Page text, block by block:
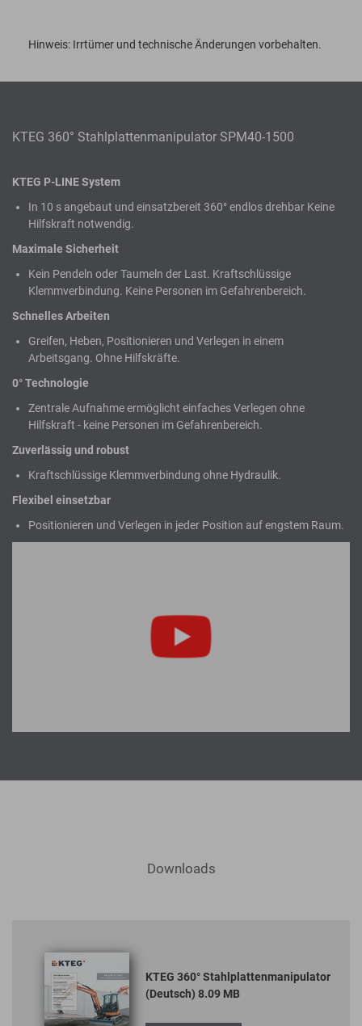
Hinweis: Irrtümer und technische Änderungen vorbehalten.
KTEG 360° Stahlplattenmanipulator SPM40-1500
KTEG P-LINE System
In 10 s angebaut und einsatzbereit 360° endlos drehbar Keine
Hilfskraft notwendig.
Maximale Sicherheit
Kein Pendeln oder Taumeln der Last. Kraftschlüssige
Klemmverbindung. Keine Personen im Gefahrenbereich.
Schnelles Arbeiten
Greifen, Heben, Positionieren und Verlegen in einem
Arbeitsgang. Ohne Hilfskräfte.
0° Technologie
Zentrale Aufnahme ermöglicht einfaches Verlegen ohne
Hilfskraft - keine Personen im Gefahrenbereich.
Zuverlässig und robust
Kraftschlüssige Klemmverbindung ohne Hydraulik.
Flexibel einsetzbar
Positionieren und Verlegen in jeder Position auf engstem Raum.
Downloads
KTEG 360° Stahlplattenmanipulator
(Deutsch) 8.09 MB